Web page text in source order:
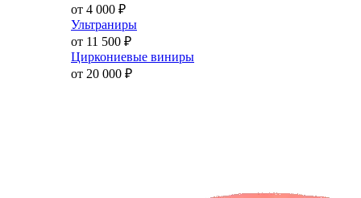
от 4 000 ₽
Ультраниры
от 11 500 ₽
Циркониевые виниры
от 20 000 ₽